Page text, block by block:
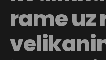
rame uz